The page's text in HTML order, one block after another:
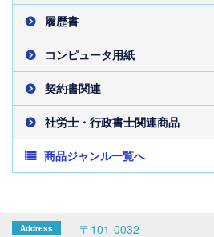
履歴書
コンピュータ用紙
契約書関連
社労士・行政書士関連商品
商品ジャンル一覧へ
〒101-0032